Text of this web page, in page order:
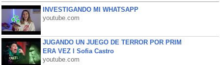
INVESTIGANDO MI WHATSAPP
youtube.com
JUGANDO UN JUEGO DE TERROR POR PRIM
ERA VEZ l Sofia Castro
youtube.com